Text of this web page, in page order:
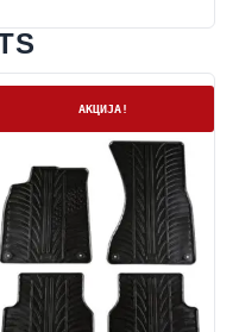
Нема залихаАКЦИЈА!